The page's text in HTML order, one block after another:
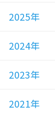
2025年
2024年
2023年
2021年